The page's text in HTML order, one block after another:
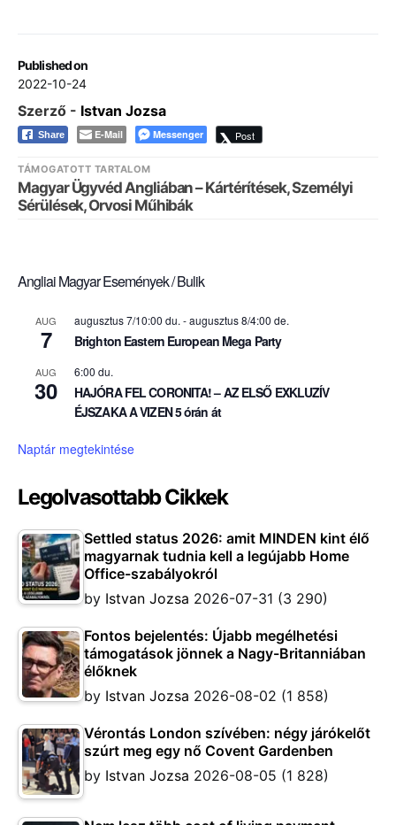
Published on
2022-10-24
Szerző - Istvan Jozsa
Share E-Mail Messenger Post
TÁMOGATOTT TARTALOM
Magyar Ügyvéd Angliában – Kártérítések, Személyi
Sérülések, Orvosi Műhibák
Angliai Magyar Események / Bulik
AUG
7
augusztus 7/10:00 du. -augusztus 8/4:00 de.
Brighton Eastern European Mega Party
AUG
30
6:00 du.
HAJÓRA FEL CORONITA! – AZ ELSŐ EXKLUZÍV
ÉJSZAKA A VIZEN 5 órán át
Naptár megtekintése
Legolvasottabb Cikkek
Settled status 2026: amit MINDEN kint élő
magyarnak tudnia kell a legújabb Home
Office-szabályokról
by Istvan Jozsa 2026-07-31 (3 290)
Fontos bejelentés: Újabb megélhetési
támogatások jönnek a Nagy-Britanniában
élőknek
by Istvan Jozsa 2026-08-02 (1 858)
Vérontás London szívében: négy járókelőt
szúrt meg egy nő Covent Gardenben
by Istvan Jozsa 2026-08-05 (1 828)